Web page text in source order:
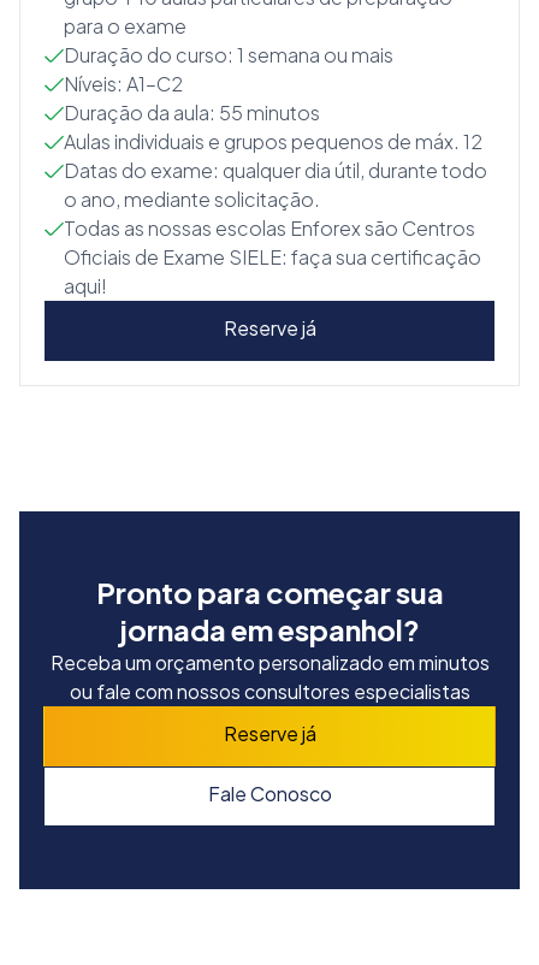
para o exame
Duração do curso: 1 semana ou mais
Níveis: A1–C2
Duração da aula: 55 minutos
Aulas individuais e grupos pequenos de máx. 12
Datas do exame: qualquer dia útil, durante todo
o ano, mediante solicitação.
Todas as nossas escolas Enforex são Centros
Oficiais de Exame SIELE: faça sua certificação
aqui!
Reserve já
Pronto para começar sua
jornada em espanhol?
Receba um orçamento personalizado em minutos
ou fale com nossos consultores especialistas
Reserve já
Fale Conosco